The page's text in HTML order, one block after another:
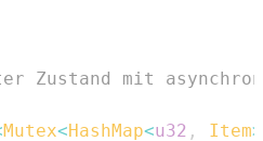
Zustand mit
Mutex<HashMap<u32 , Item